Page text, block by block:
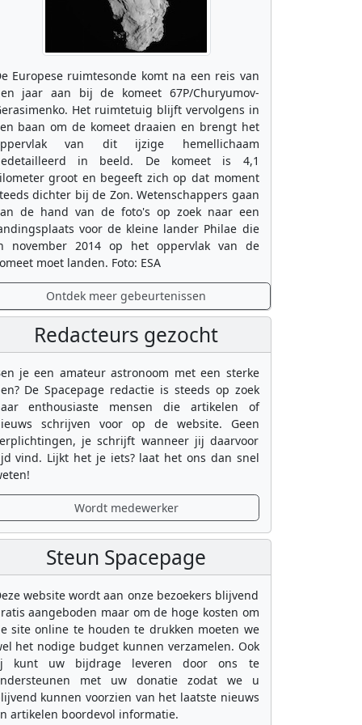
Europese ruimtesonde komt na een reis van
jaar aan bij de komeet 67P/Churyumov-
Het ruimtetuig blijft vervolgens in
baan om de komeet draaien en brengt het
van dit ijzige hemellichaam
in beeld. De komeet is 4,1
groot en begeeft zich op dat moment
dichter bij de Zon. Wetenschappers gaan
de hand van de foto's op zoek naar een
voor de kleine lander Philae die
november 2014 op het oppervlak van de
moet landen. Foto: ESA
Ontdek meer gebeurtenissen
Redacteurs gezocht
je een amateur astronoom met een sterke
De Spacepage redactie is steeds op zoek
enthousiaste mensen die artikelen of
schrijven voor op de website. Geen
je schrijft wanneer jij daarvoor
vind. Lijkt het je iets? laat het ons dan snel
Wordt medewerker
Steun Spacepage
website wordt aan onze bezoekers blijvend
aangeboden maar om de hoge kosten om
site online te houden te drukken moeten we
het nodige budget kunnen verzamelen. Ook
kunt uw bijdrage leveren door ons te
met uw donatie zodat we u
kunnen voorzien van het laatste nieuws
artikelen boordevol informatie.